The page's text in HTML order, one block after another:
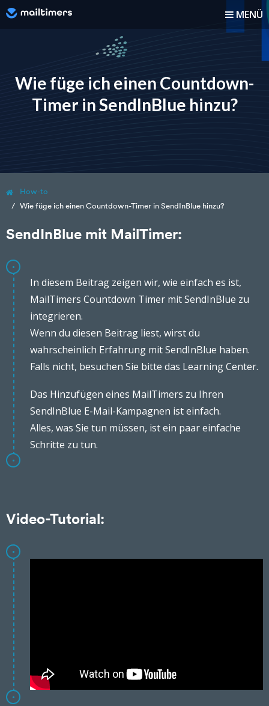
MENÜ
Wie funktioniert es?
Blog
Wie füge ich einen Countdown-
Timer in SendInBlue hinzu?
How-to
Wie füge ich einen Countdown-Timer in SendInBlue hinzu?
SendInBlue mit MailTimer:
In diesem Beitrag zeigen wir, wie einfach es ist,
MailTimers Countdown Timer mit SendInBlue zu
integrieren.
Wenn du diesen Beitrag liest, wirst du
wahrscheinlich Erfahrung mit SendInBlue haben.
Falls nicht, besuchen Sie bitte das Learning Center.
Das Hinzufügen eines MailTimers zu Ihren
SendInBlue E-Mail-Kampagnen ist einfach.
Alles, was Sie tun müssen, ist ein paar einfache
Schritte zu tun.
Video-Tutorial: